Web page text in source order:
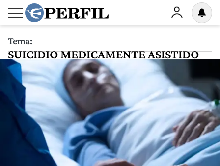
Tema:
SUICIDIO MEDICAMENTE ASISTIDO